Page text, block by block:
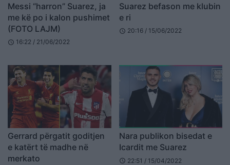
Messi “harron” Suarez, ja
me kë po i kalon pushimet
(FOTO LAJM)
schedule 16:22 / 21/06/2022
Suarez befason me klubin
e ri
schedule 20:16 / 15/06/2022
Gerrard përgatit goditjen
e katërt të madhe në
merkato
Nara publikon bisedat e
Icardit me Suarez
schedule 22:51 / 15/04/2022